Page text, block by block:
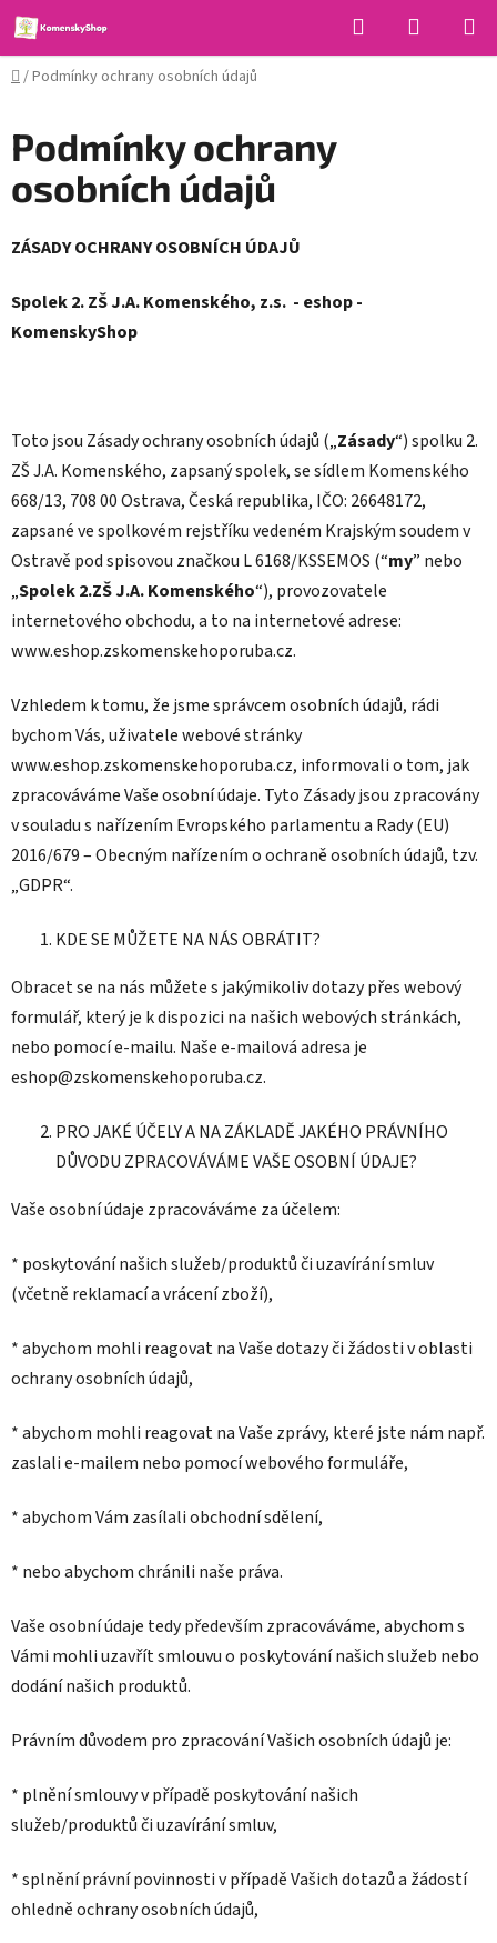
Přejít
na
obsah
Hledat
KOŠÍK
Domů
/Podmínky ochrany osobních údajů
Podmínky ochrany
osobních údajů
ZÁSADY OCHRANY OSOBNÍCH ÚDAJŮ
Spolek 2. ZŠ J.A. Komenského, z.s. - eshop -
KomenskyShop
Toto jsou Zásady ochrany osobních údajů („Zásady“) spolku 2.
ZŠ J.A. Komenského, zapsaný spolek, se sídlem Komenského
668/13, 708 00 Ostrava, Česká republika, IČO: 26648172,
zapsané ve spolkovém rejstříku vedeném Krajským soudem v
Ostravě pod spisovou značkou L 6168/KSSEMOS (“my” nebo
„Spolek 2.ZŠ J.A. Komenského“), provozovatele
internetového obchodu, a to na internetové adrese:
www.eshop.zskomenskehoporuba.cz.
Vzhledem k tomu, že jsme správcem osobních údajů, rádi
bychom Vás, uživatele webové stránky
www.eshop.zskomenskehoporuba.cz, informovali o tom, jak
zpracováváme Vaše osobní údaje. Tyto Zásady jsou zpracovány
v souladu s nařízením Evropského parlamentu a Rady (EU)
2016/679 – Obecným nařízením o ochraně osobních údajů, tzv.
„GDPR“.
KDE SE MŮŽETE NA NÁS OBRÁTIT?
Obracet se na nás můžete s jakýmikoliv dotazy přes webový
formulář, který je k dispozici na našich webových stránkách,
nebo pomocí e-mailu. Naše e-mailová adresa je
eshop@zskomenskehoporuba.cz.
PRO JAKÉ ÚČELY A NA ZÁKLADĚ JAKÉHO PRÁVNÍHO
DŮVODU ZPRACOVÁVÁME VAŠE OSOBNÍ ÚDAJE?
Vaše osobní údaje zpracováváme za účelem:
* poskytování našich služeb/produktů či uzavírání smluv
(včetně reklamací a vrácení zboží),
* abychom mohli reagovat na Vaše dotazy či žádosti v oblasti
ochrany osobních údajů,
* abychom mohli reagovat na Vaše zprávy, které jste nám např.
zaslali e-mailem nebo pomocí webového formuláře,
* abychom Vám zasílali obchodní sdělení,
* nebo abychom chránili naše práva.
Vaše osobní údaje tedy především zpracováváme, abychom s
Vámi mohli uzavřít smlouvu o poskytování našich služeb nebo
dodání našich produktů.
Právním důvodem pro zpracování Vašich osobních údajů je:
* plnění smlouvy v případě poskytování našich
služeb/produktů či uzavírání smluv,
* splnění právní povinnosti v případě Vašich dotazů a žádostí
ohledně ochrany osobních údajů,